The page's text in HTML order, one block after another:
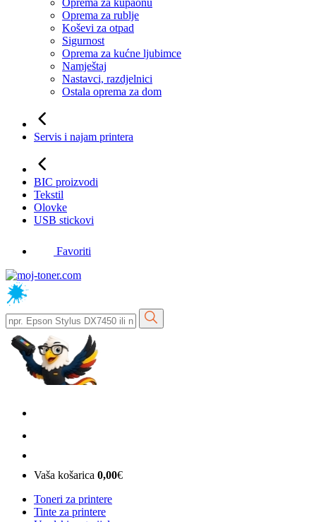
Oprema za kupaonu
Oprema za rublje
Koševi za otpad
Sigurnost
Oprema za kućne ljubimce
Namještaj
Nastavci, razdjelnici
Ostala oprema za dom
Servis i najam printera
BIC proizvodi
Tekstil
Olovke
USB stickovi
Favoriti
Vaša košarica 0,00€
Toneri za printere
Tinte za printere